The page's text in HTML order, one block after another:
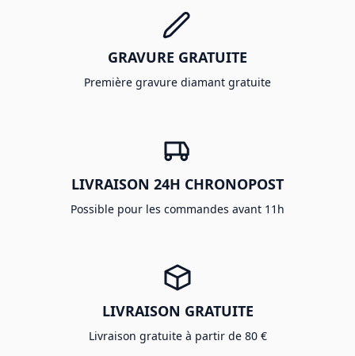
GRAVURE GRATUITE
Première gravure diamant gratuite
LIVRAISON 24H CHRONOPOST
Possible pour les commandes avant 11h
LIVRAISON GRATUITE
Livraison gratuite à partir de 80 €